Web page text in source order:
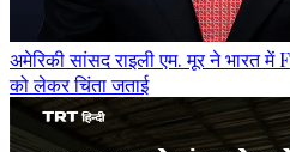
अमेरिकी सांसद राइली एम. मूर ने भारत में
को लेकर चिंता जताई